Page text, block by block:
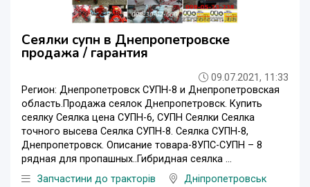
Сеялки супн в Днепропетровске
продажа / гарантия
09.07.2021, 11:33
Регион: Днепропетровск СУПН-8 и Днепропетровская
область.Продажа сеялок Днепропетровск. Купить
сеялку Сеялка цена СУПН-6, СУПН Сеялки Сеялка
точного высева Сеялка СУПН-8. Сеялка СУПН-8,
Днепропетровск. Описание товара-8УПС-СУПН – 8
рядная для пропашных..Гибридная сеялка ...
Запчастини до тракторів
Дніпропетровськ